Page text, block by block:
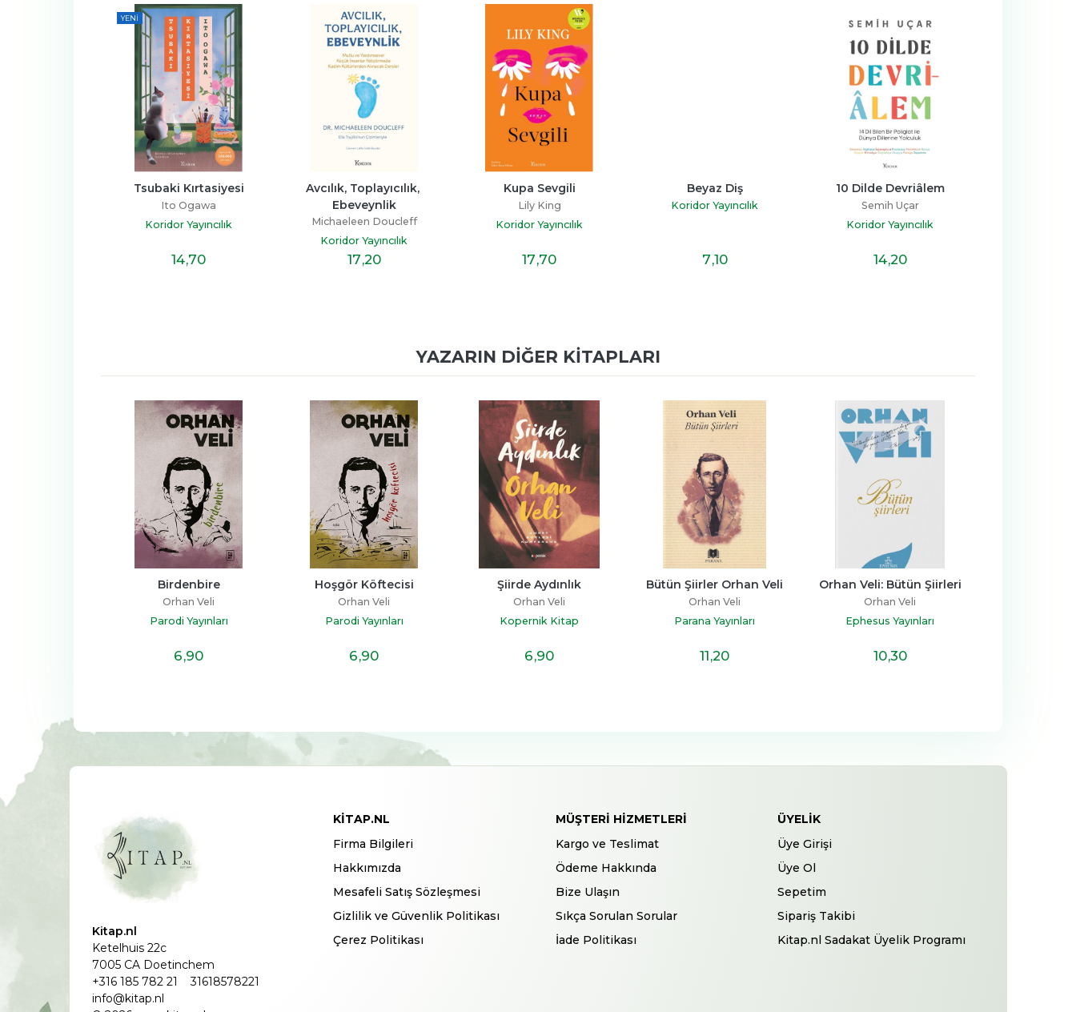
YENI
Tsubaki Kırtasiyesi
Ito Ogawa
Koridor Yayıncılık
14,70
Avcılık, Toplayıcılık,
Ebeveynlik
Michaeleen Doucleff
Koridor Yayıncılık
17,20
Kupa Sevgili
Lily King
Koridor Yayıncılık
17,70
Beyaz Diş
Koridor Yayıncılık
7,10
10 Dilde Devriâlem
Semih Uçar
Koridor Yayıncılık
14,20
YAZARIN DIĞER KITAPLARI
Birdenbire
Orhan Veli
Parodi Yayınları
6,90
Hoşgör Köftecisi
Orhan Veli
Parodi Yayınları
6,90
Şiirde Aydınlık
Orhan Veli
Kopernik Kitap
6,90
Bütün Şiirler Orhan Veli
Orhan Veli
Parana Yayınları
11,20
Orhan Veli: Bütün Şiirleri
Orhan Veli
Ephesus Yayınları
10,30
Kitap.nl
Ketelhuis 22c
7005 CA Doetinchem
+316 185 782 21
31618578221
info@kitap.nl
KITAP.NL
Firma Bilgileri
Hakkımızda
Mesafeli Satış Sözleşmesi
Gizlilik ve Güvenlik Politikası
Çerez Politikası
MÜŞTERI HIZMETLERI
Kargo ve Teslimat
Ödeme Hakkında
Bize Ulaşın
Sıkça Sorulan Sorular
İade Politikası
ÜYELIK
Üye Girişi
Üye Ol
Sepetim
Sipariş Takibi
Kitap.nl Sadakat Üyelik Programı